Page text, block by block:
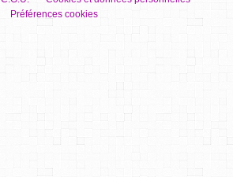
Préférences cookies